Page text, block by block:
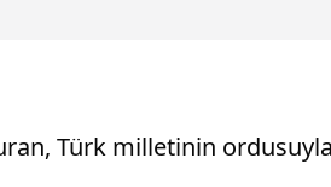
Türk milletinin